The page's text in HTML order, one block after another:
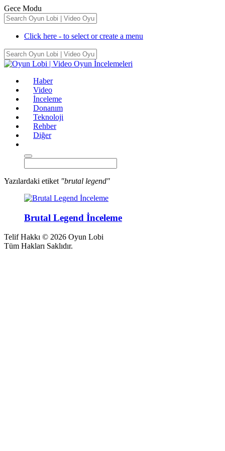
Gece Modu
Click here - to select or create a menu
Haber
Video
İnceleme
Donanım
Teknoloji
Rehber
Diğer
Yazılardaki etiket "brutal legend"
Brutal Legend İnceleme
Telif Hakkı © 2026 Oyun Lobi
Tüm Hakları Saklıdır.